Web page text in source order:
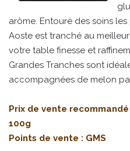
arôme. Entouré des soins
Aoste est tranché au
votre table finesse et
Grandes Tranches sont
accompagnées de melon
Prix de vente
100g
Points de vente : GMS